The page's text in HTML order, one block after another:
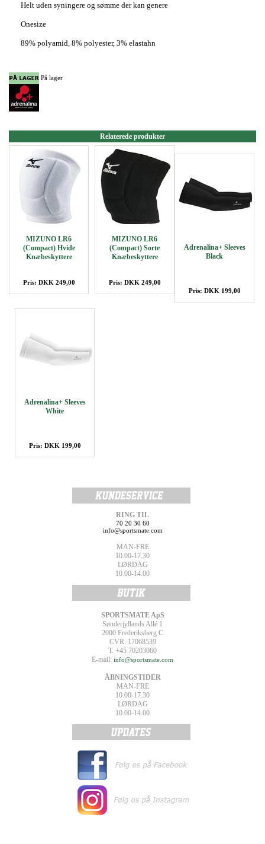
Helt uden syningere og sømme der kan genere
Onesize
89% polyamid, 8% polyester, 3% elastahn
På lager
Relaterede produkter
MIZUNO LR6
(Compact) Hvide
Knæbeskyttere
Pris: DKK 249,00
MIZUNO LR6
(Compact) Sorte
Knæbeskyttere
Pris: DKK 249,00
Adrenalina+ Sleeves
Black
Pris: DKK 199,00
Adrenalina+ Sleeves
White
Pris: DKK 199,00
RING TIL
70 20 30 60
info@sportsmate.com
MAN-FRE
10.00-17.30
LØRDAG
10.00-14.00
SPORTSMATE ApS
Sønderjyllands Allé 1
2000 Frederiksberg C
CVR. 17068539
T. +45 70203060
E-mail: info@sportsmate.com
ÅBNINGSTIDER
MAN-FRE
10.00-17.30
LØRDAG
10.00-14.00